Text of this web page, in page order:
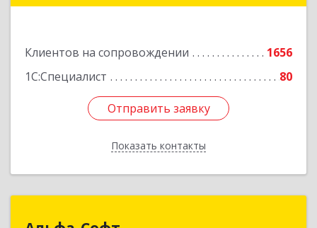
Клиентов на сопровождении
1656
1С:Специалист
80
Отправить заявку
Показать контакты
Отправить заявку
Назад